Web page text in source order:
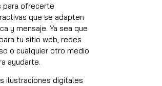
para ofrecerte
que se adapten
y mensaje. Ya sea que
tu sitio web, redes
o cualquier otro medio
ayudarte.
ilustraciones digitales